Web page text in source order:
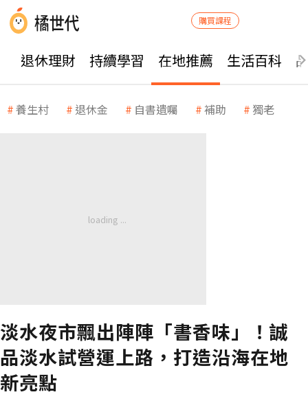
購買課程
退休理財 持續學習 在地推薦 生活百科
養生村 退休金 自書遺囑 補助 獨老
淡水夜市飄出陣陣「書香味」！誠
品淡水試營運上路，打造沿海在地
新亮點